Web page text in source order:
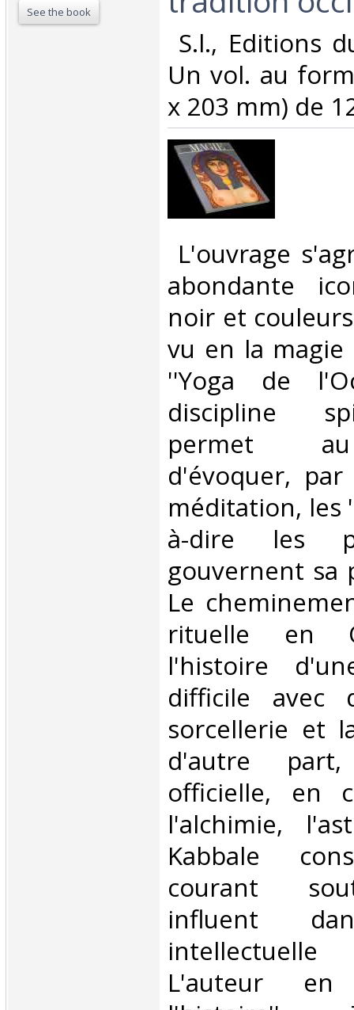
See the book
S.l., Editions
Un vol. au
x 203 mm) de
L'ouvrage
abondante
noir et
vu en la magie
''Yoga de
discipline
permet
d'évoquer,
méditation, les
à-dire les
gouvernent sa
Le
rituelle en
l'histoire
difficile avec
sorcellerie et
d'autre
officielle, en
l'alchimie,
Kabbale
courant
influent
L'auteur